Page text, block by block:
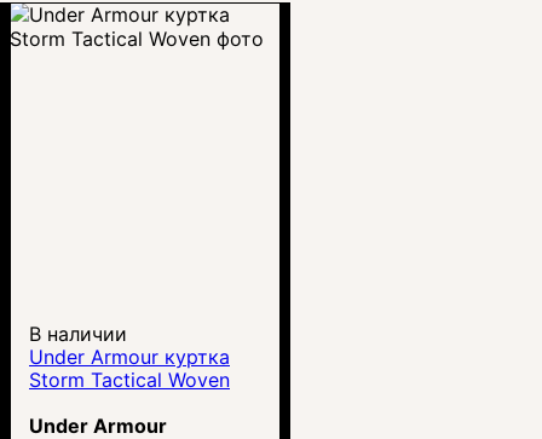
В наличии
Under Armour куртка
Storm Tactical Woven
Under Armour